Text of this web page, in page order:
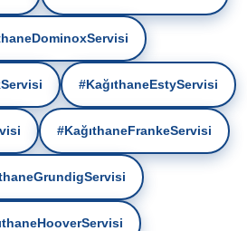
#KağıthaneEstyServisi
#KağıthaneFrankeServisi